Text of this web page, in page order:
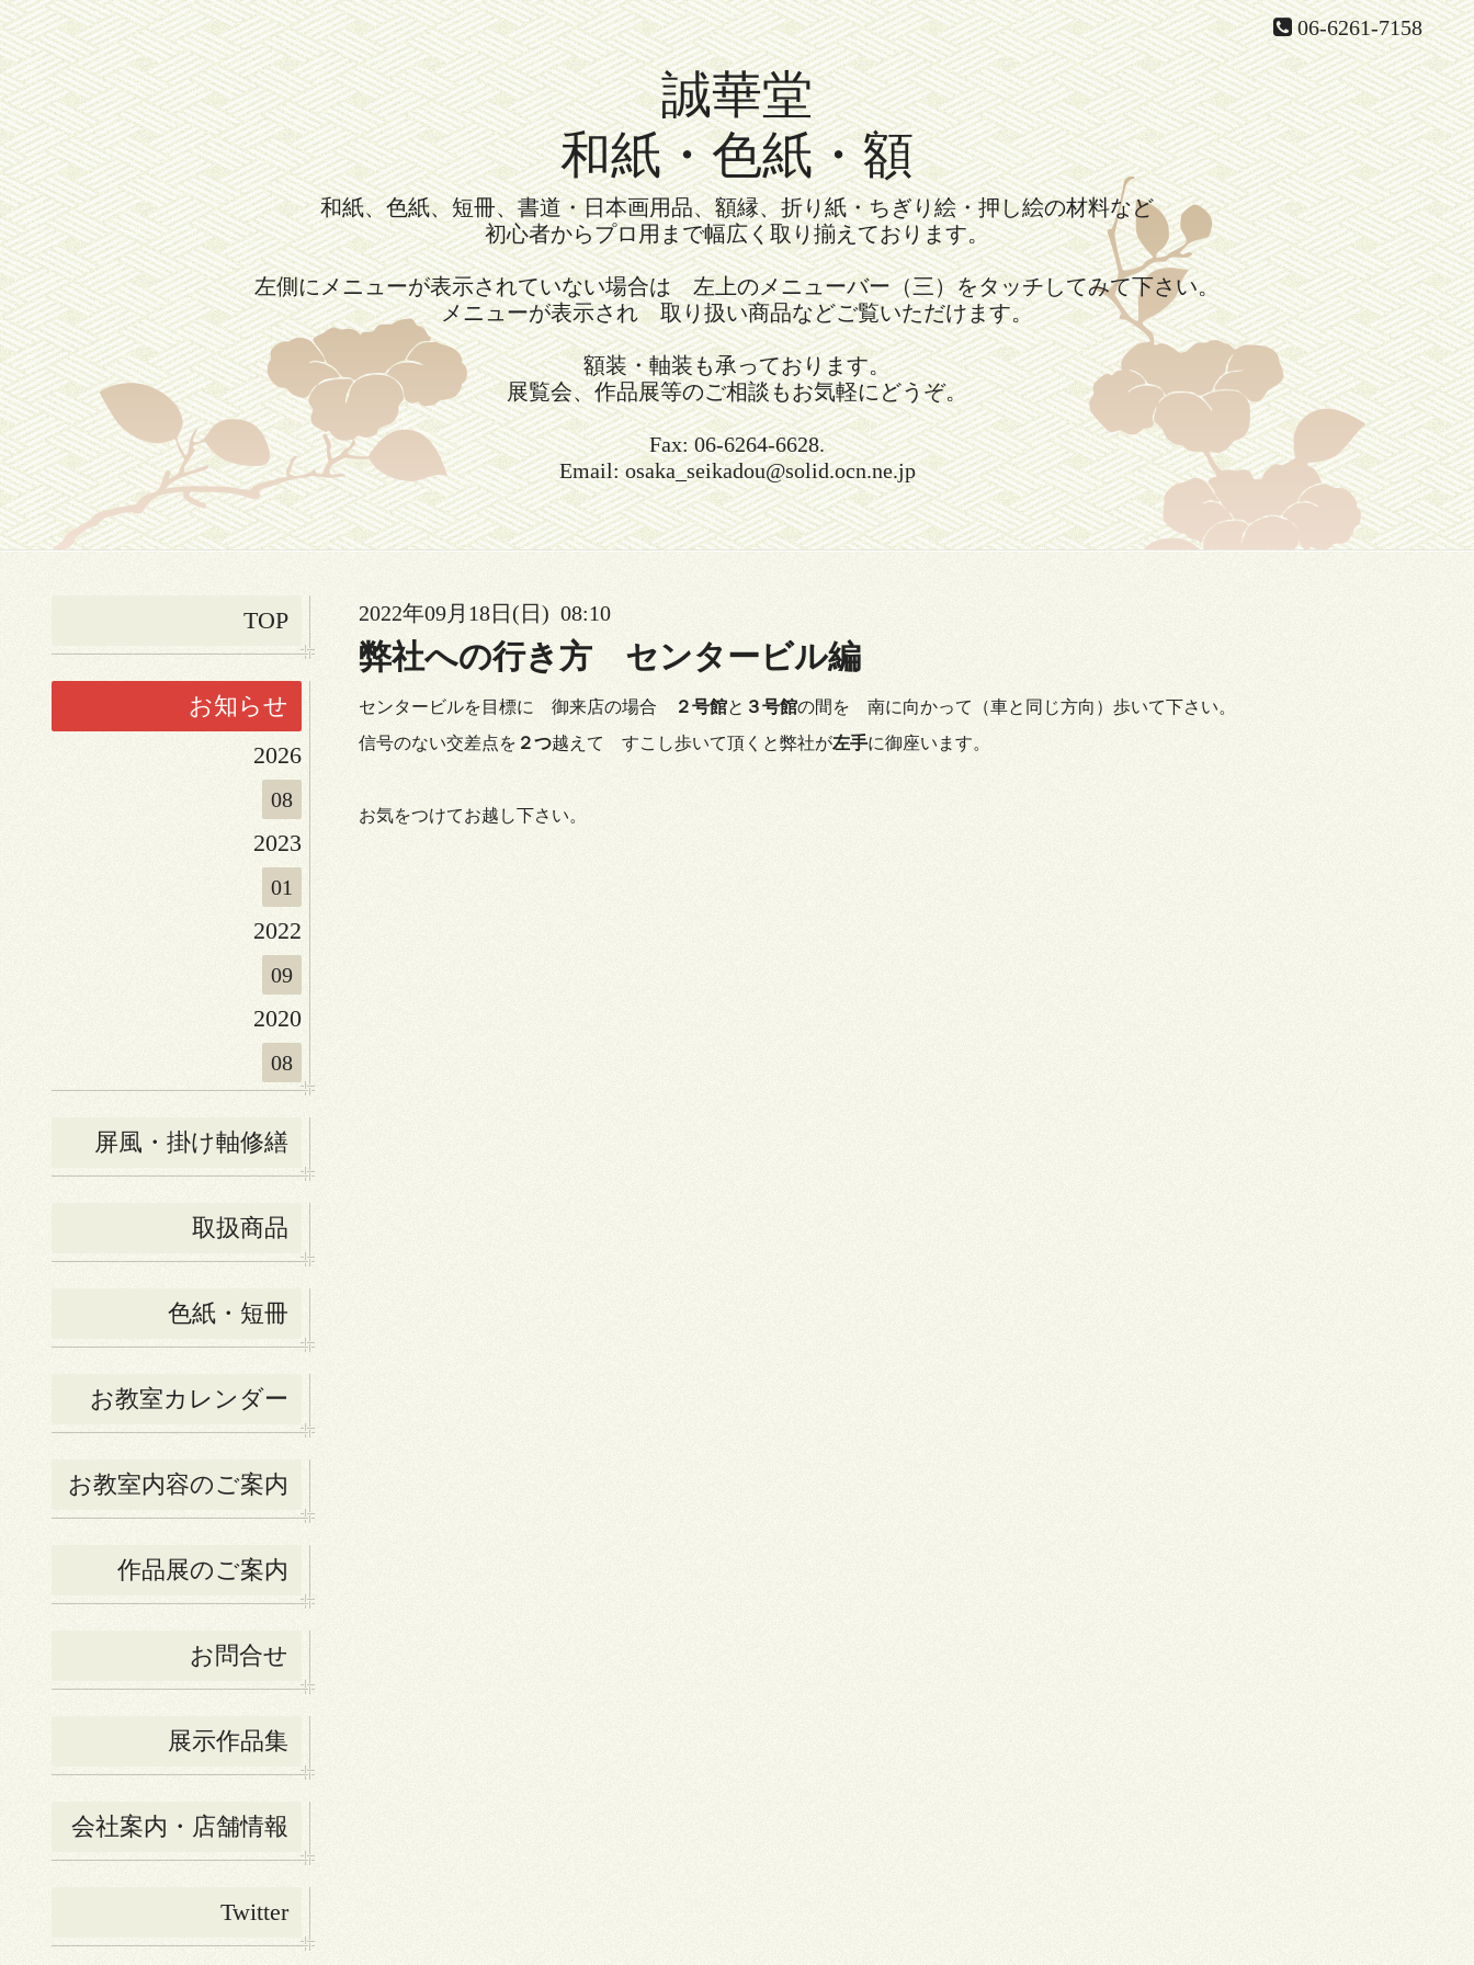
06-6261-7158
誠華堂
和紙・色紙・額
和紙、色紙、短冊、書道・日本画用品、額縁、折り紙・ちぎり絵・押し絵の材料など
初心者からプロ用まで幅広く取り揃えております。
左側にメニューが表示されていない場合は 左上のメニューバー（三）をタッチしてみて下さい。
メニューが表示され 取り扱い商品などご覧いただけます。
額装・軸装も承っております。
展覧会、作品展等のご相談もお気軽にどうぞ。
Fax: 06-6264-6628.
Email: osaka_seikadou@solid.ocn.ne.jp
TOP
お知らせ
2026
08
2023
01
2022
09
2020
08
屏風・掛け軸修繕
取扱商品
色紙・短冊
お教室カレンダー
お教室内容のご案内
作品展のご案内
お問合せ
展示作品集
会社案内・店舗情報
Twitter
2022年09月18日(日) 08:10
弊社への行き方 センタービル編
センタービルを目標に 御来店の場合 ２号館と ３号館の間を 南に向かって（車と同じ方向）歩いて下さい。
信号のない交差点を ２つ越えて すこし歩いて頂くと弊社が左手に御座います。
お気をつけてお越し下さい。